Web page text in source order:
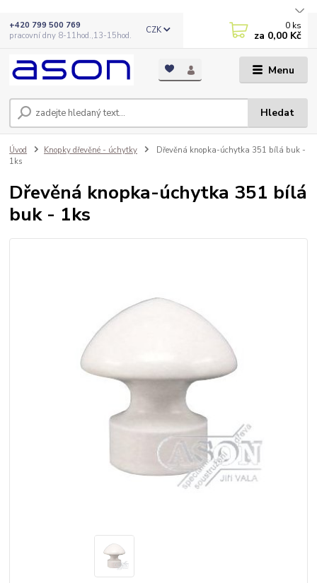
Menu
CZK
Hledat
+420 799 500 769
pracovní dny 8-11hod.,13-15hod.
0 ks
za 0,00 Kč
Úvod Knopky dřevěné - úchytky
Dřevěná knopka-úchytka 351 bílá buk -
1ks
Dřevěná knopka-úchytka 351 bílá
buk - 1ks